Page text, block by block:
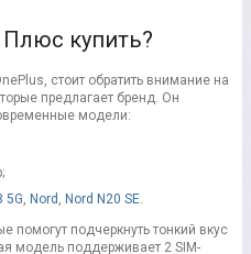
купить?
стоит обратить внимание на
предлагает бренд. Он
модели:
5G, Nord , Nord N20 SE.
помогут подчеркнуть тонкий вкус
модель поддерживает 2 SIM-